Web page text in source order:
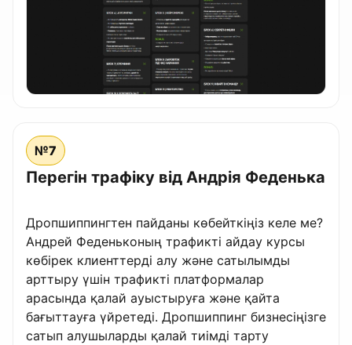
№7
Перегін трафіку від Андрія Феденька
Дропшиппингтен пайданы көбейткіңіз келе ме?
Андрей Феденьконың трафикті айдау курсы
көбірек клиенттерді алу және сатылымды
арттыру үшін трафикті платформалар
арасында қалай ауыстыруға және қайта
бағыттауға үйретеді. Дропшиппинг бизнесіңізге
сатып алушыларды қалай тиімді тарту